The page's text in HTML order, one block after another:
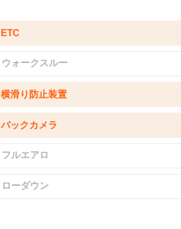
ETC
ウォークスルー
横滑り防止装置
バックカメラ
フルエアロ
ローダウン